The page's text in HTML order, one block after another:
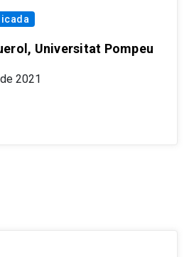
Universitat Pompeu
2021